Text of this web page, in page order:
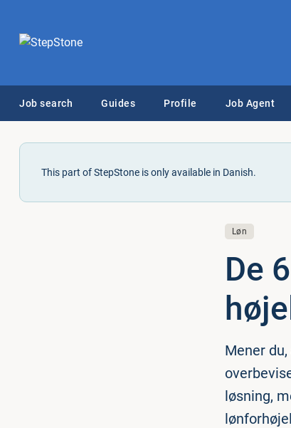
Job search Guides Profile Job Agent
This part of StepStone is only available in Danish.
Løn
De
Mener
løsning,